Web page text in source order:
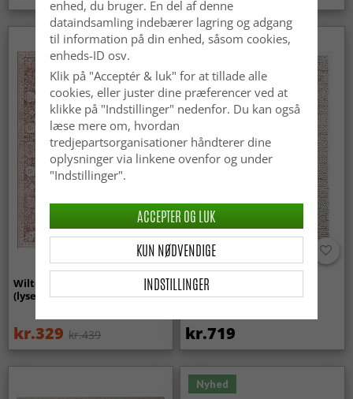
Wilton-tæppe - Gombalia
(lyserød)
kr.329 kr.439
Uldtæppe - Avafors Wool
Bubble (natural)
kr.719
Nyhed
enhed, du bruger. En del af denne
dataindsamling indebærer lagring og adgang
til information på din enhed, såsom cookies,
enheds-ID osv.
Klik på "Acceptér & luk" for at tillade alle
cookies, eller juster dine præferencer ved at
klikke på "Indstillinger" nedenfor. Du kan også
læse mere om, hvordan
tredjepartsorganisationer håndterer dine
oplysninger via linkene ovenfor og under
"Indstillinger".
INDSTILLINGER
KUN NØDVENDIGE
ACCEPTER OG LUK